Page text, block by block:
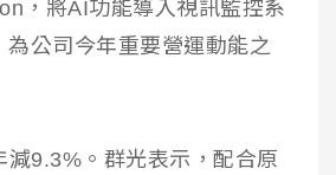
，將AI功能導入視訊監控系
公司今年重要營運動能之
9.3%。群光表示，配合原